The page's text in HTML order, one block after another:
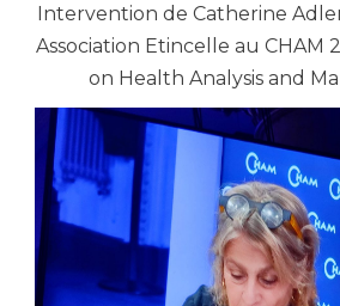
Intervention de Catherine
Association Etincelle au CHAM
on Health Analysis and